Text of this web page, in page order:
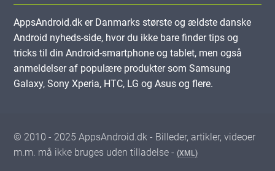
AppsAndroid.dk er Danmarks største og ældste danske
Android nyheds-side, hvor du ikke bare finder tips og
tricks til din Android-smartphone og tablet, men også
anmeldelser af populære produkter som Samsung
Galaxy, Sony Xperia, HTC, LG og Asus og flere.
© 2010 - 2025 AppsAndroid.dk - Billeder, artikler, videoer
m.m. må ikke bruges uden tilladelse -(XML)